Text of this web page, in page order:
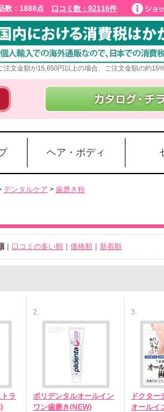
数：1888点 口コミ数：92116件
注文金額が15,650円以上の場合、ご注文金額の約
ヘア・ボディ
デンタルケア > 歯磨き粉
口コミの多い順 価格順 新着順
ラ
2.
ポリデンタルオールイン
ワン歯磨き(NEW)
3.
ドクタ
オールイ